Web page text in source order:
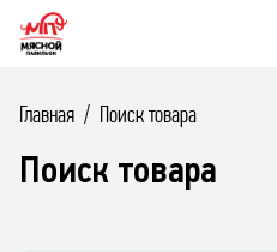
Главная Поиск товара
Поиск товара